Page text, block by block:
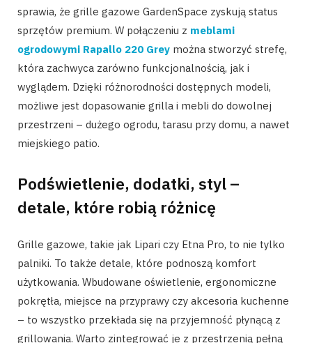
sprawia, że grille gazowe GardenSpace zyskują status
sprzętów premium. W połączeniu z meblami
ogrodowymi Rapallo 220 Grey można stworzyć strefę,
która zachwyca zarówno funkcjonalnością, jak i
wyglądem. Dzięki różnorodności dostępnych modeli,
możliwe jest dopasowanie grilla i mebli do dowolnej
przestrzeni – dużego ogrodu, tarasu przy domu, a nawet
miejskiego patio.
Podświetlenie, dodatki, styl –
detale, które robią różnicę
Grille gazowe, takie jak Lipari czy Etna Pro, to nie tylko
palniki. To także detale, które podnoszą komfort
użytkowania. Wbudowane oświetlenie, ergonomiczne
pokrętła, miejsce na przyprawy czy akcesoria kuchenne
– to wszystko przekłada się na przyjemność płynącą z
grillowania. Warto zintegrować je z przestrzenią pełną